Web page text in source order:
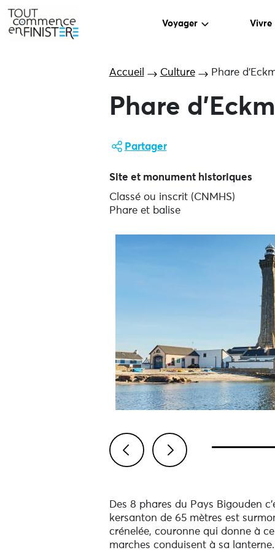
Voyager Vivre
Accueil Culture Phare
Phare
Partager
Site et monument historiques
Classé ou inscrit (CNMHS)
Phare et balise
Des 8 phares du Pays Bigouden
kersanton de 65 mètres est
crénelée, couronne qui donne à
marches conduisent à sa lanterne.